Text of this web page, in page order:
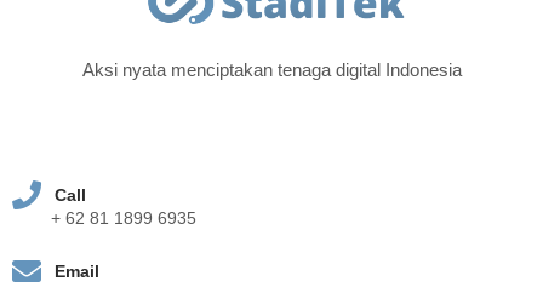
Aksi nyata menciptakan tenaga digital Indonesia
Call
+ 62 81 1899 6935
Email